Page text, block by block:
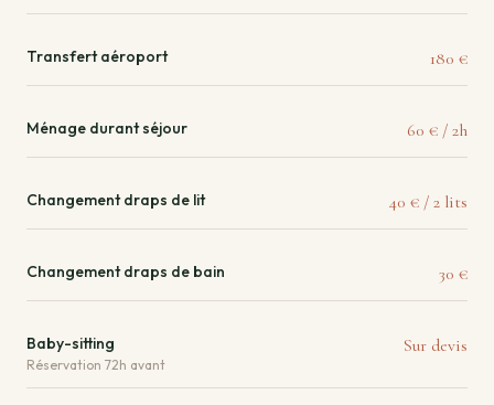
Transfert aéroport 180 €
Ménage durant séjour 60 € / 2h
Changement draps de lit 40 € / 2 lits
Changement draps de bain 30 €
Baby-sitting
Réservation 72h avant
Sur devis